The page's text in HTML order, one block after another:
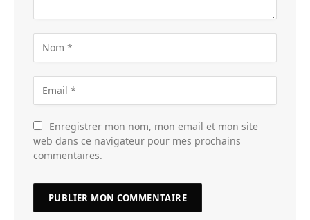
Enregistrer mon nom, mon email et mon site
web dans ce navigateur pour mes prochains
commentaires.